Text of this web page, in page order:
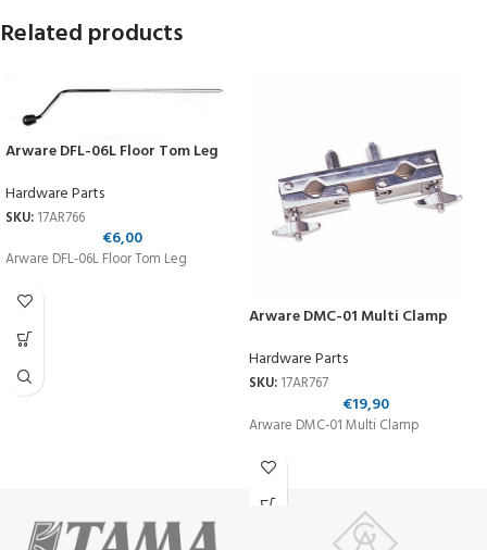
Related products
Arware DFL-06L Floor Tom Leg
Hardware Parts
SKU: 17AR766
€6,00
Arware DFL-06L Floor Tom Leg
Arware DMC-01 Multi Clamp
Hardware Parts
SKU: 17AR767
€19,90
Arware DMC-01 Multi Clamp